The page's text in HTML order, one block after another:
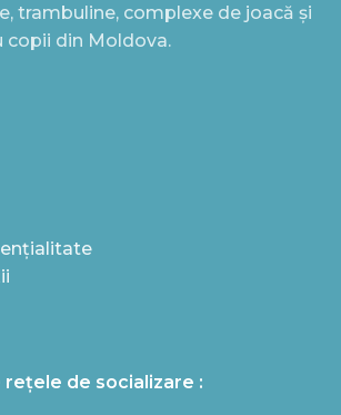
trambuline, complexe de joacă și
copii din Moldova.
de socializare :